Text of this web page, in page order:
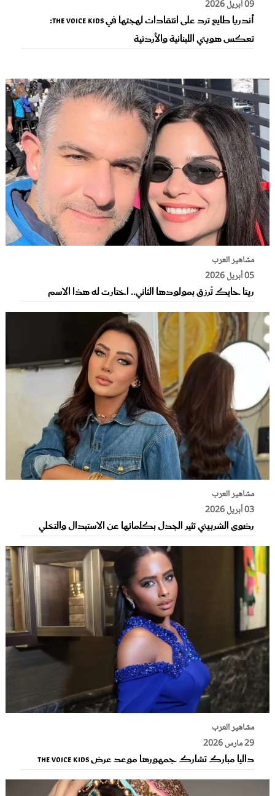
09 أبريل 2026
أندريا طايع ترد على انتقادات لهجتها في The Voice Kids:
تعكس هويتي اللبنانية والأردنية
مشاهير العرب
05 أبريل 2026
ريتا حايك تُرزق بمولودها الثاني.. اختارت له هذا الاسم
مشاهير العرب
03 أبريل 2026
رضوى الشربيني تثير الجدل بكلماتها عن الاستبدال والتخلي
مشاهير العرب
29 مارس 2026
داليا مبارك تشارك جمهورها موعد عرض The Voice Kids